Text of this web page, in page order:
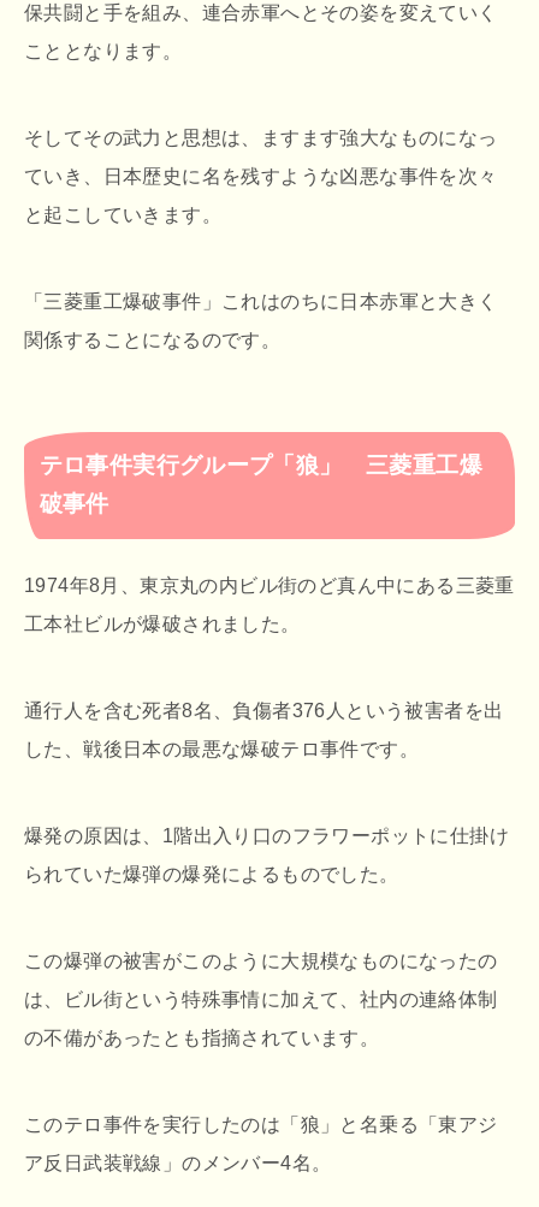
保共闘と手を組み、連合赤軍へとその姿を変えていく
こととなります。
そしてその武力と思想は、ますます強大なものになっ
ていき、日本歴史に名を残すような凶悪な事件を次々
と起こしていきます。
「三菱重工爆破事件」これはのちに日本赤軍と大きく
関係することになるのです。
テロ事件実行グループ「狼」 三菱重工爆
破事件
1974年8月、東京丸の内ビル街のど真ん中にある三菱重
工本社ビルが爆破されました。
通行人を含む死者8名、負傷者376人という被害者を出
した、戦後日本の最悪な爆破テロ事件です。
爆発の原因は、1階出入り口のフラワーポットに仕掛け
られていた爆弾の爆発によるものでした。
この爆弾の被害がこのように大規模なものになったの
は、ビル街という特殊事情に加えて、社内の連絡体制
の不備があったとも指摘されています。
このテロ事件を実行したのは「狼」と名乗る「東アジ
ア反日武装戦線」のメンバー4名。